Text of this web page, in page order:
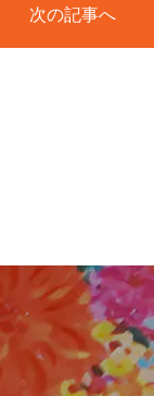
次の記事へ